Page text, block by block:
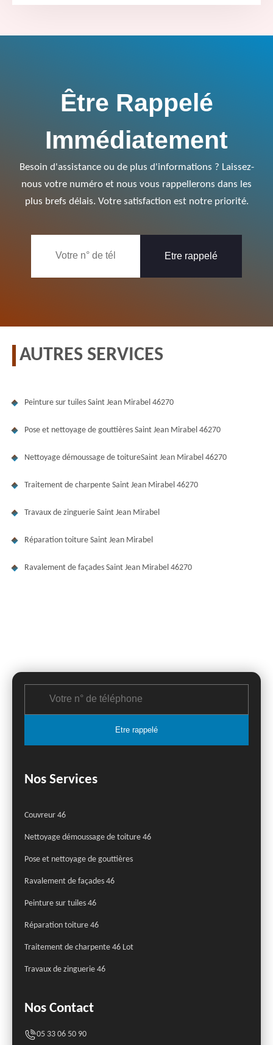
Être Rappelé
Immédiatement
Besoin d'assistance ou de plus d'informations ? Laissez-
nous votre numéro et nous vous rappellerons dans les
plus brefs délais. Votre satisfaction est notre priorité.
AUTRES SERVICES
Peinture sur tuiles Saint Jean Mirabel 46270
Pose et nettoyage de gouttières Saint Jean Mirabel 46270
Nettoyage démoussage de toitureSaint Jean Mirabel 46270
Traitement de charpente Saint Jean Mirabel 46270
Travaux de zinguerie Saint Jean Mirabel
Réparation toiture Saint Jean Mirabel
Ravalement de façades Saint Jean Mirabel 46270
Nos Services
Couvreur 46
Nettoyage démoussage de toiture 46
Pose et nettoyage de gouttières
Ravalement de façades 46
Peinture sur tuiles 46
Réparation toiture 46
Traitement de charpente 46 Lot
Travaux de zinguerie 46
Nos Contact
05 33 06 50 90